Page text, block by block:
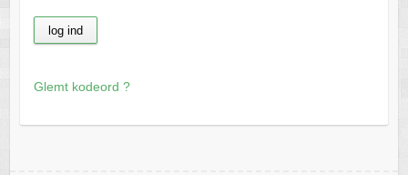
Glemt kodeord ?